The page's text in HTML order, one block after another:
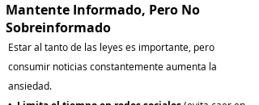
Mantente Informado, Pero No
Sobreinformado
Estar al tanto de las leyes es importante, pero
consumir noticias constantemente aumenta la
ansiedad.